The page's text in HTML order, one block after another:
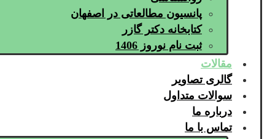
پانسیون مطالعاتی در اصفهان
کتابخانه دکتر گازر
ثبت نام نوروز 1406
مقالات
گالری تصاویر
سوالات متداول
درباره ما
تماس با ما